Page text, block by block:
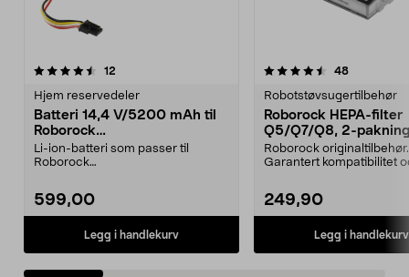
12
Hjem reservedeler
Batteri 14,4 V/5200 mAh til
Roborock
S5/S6/S7/S8/Q7/E4/E5
Li-ion-batteri som passer til
Roborock
599,00
Legg i handlekurv
4.5 av 5 stjerner 48
Robotstøvsugertilbehør
Roborock HEPA-filter
Q5/Q7/Q8, 2-pakning
Roborock originaltilbehør.
Garantert kompatibilitet
249,90
Legg i handlekurv
3.0 av 5 stjerner